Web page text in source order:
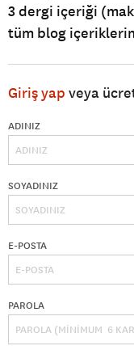
3 dergi içeriği
tüm blog
Giriş yap veya
ADINIZ
SOYADINIZ
E-POSTA
PAROLA